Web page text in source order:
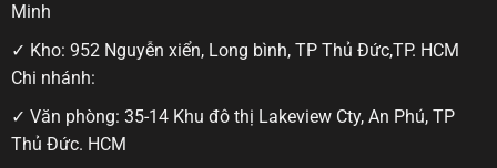
Minh
✓ Kho: 952 Nguyễn xiển, Long bình, TP Thủ Đức,TP. HCM
Chi nhánh:
✓ Văn phòng: 35-14 Khu đô thị Lakeview Cty, An Phú, TP
Thủ Đức. HCM